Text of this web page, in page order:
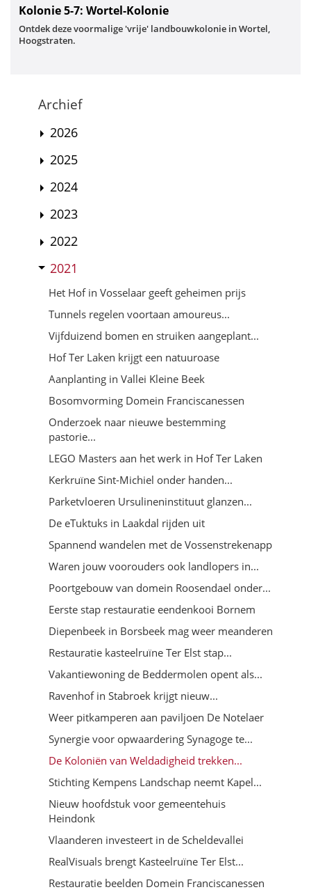
Kolonie 5-7: Wortel-Kolonie
Ontdek deze voormalige 'vrije' landbouwkolonie in Wortel,
Hoogstraten.
Archief
2026
2025
2024
2023
2022
2021
Het Hof in Vosselaar geeft geheimen prijs
Tunnels regelen voortaan amoureus...
Vijfduizend bomen en struiken aangeplant...
Hof Ter Laken krijgt een natuuroase
Aanplanting in Vallei Kleine Beek
Bosomvorming Domein Franciscanessen
Onderzoek naar nieuwe bestemming
pastorie...
LEGO Masters aan het werk in Hof Ter Laken
Kerkruïne Sint-Michiel onder handen...
Parketvloeren Ursulineninstituut glanzen...
De eTuktuks in Laakdal rijden uit
Spannend wandelen met de Vossenstrekenapp
Waren jouw voorouders ook landlopers in...
Poortgebouw van domein Roosendael onder...
Eerste stap restauratie eendenkooi Bornem
Diepenbeek in Borsbeek mag weer meanderen
Restauratie kasteelruïne Ter Elst stap...
Vakantiewoning de Beddermolen opent als...
Ravenhof in Stabroek krijgt nieuw...
Weer pitkamperen aan paviljoen De Notelaer
Synergie voor opwaardering Synagoge te...
De Koloniën van Weldadigheid trekken...
Stichting Kempens Landschap neemt Kapel...
Nieuw hoofdstuk voor gemeentehuis
Heindonk
Vlaanderen investeert in de Scheldevallei
RealVisuals brengt Kasteelruïne Ter Elst...
Restauratie beelden Domein Franciscanessen